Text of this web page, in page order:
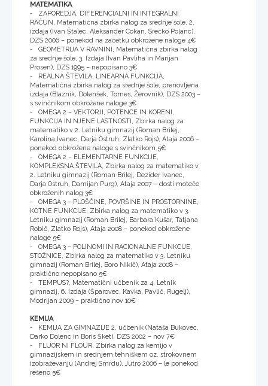
MATEMATIKA
- ZAPOREDJA, DIFERENCIALNI IN INTEGRALNI
RAČUN, Matematična zbirka nalog za srednje šole, 2.
izdaja (Ivan Štalec, Aleksander Cokan, Srečko Polanc),
DZS 2006 – ponekod na začetku obkrožene naloge 4€
- GEOMETRIJA V RAVNINI, Matematična zbirka nalog
za srednje šole, 3. Izdaja (Ivan Pavliha in Marijan
Prosen), DZS 1995 – nepopisano 3€
- REALNA ŠTEVILA, LINEARNA FUNKCIJA,
Matematična zbirka nalog za srednje šole, prenovljena
izdaja (Blaznik, Dolenšek, Tomes, Žerovnik), DZS 2003 –
s svinčnikom obkrožene naloge 3€
- OMEGA 2 – VEKTORJI, POTENCE IN KORENI,
FUNKCIJA IN NJENE LASTNOSTI, Zbirka nalog za
matematiko v 2. Letniku gimnazij (Roman Brilej,
Karolina Ivanec, Darja Ostruh, Zlatko Rojs), Ataja 2006 –
ponekod obkrožene naloge s svinčnikom 5€
- OMEGA 2 – ELEMENTARNE FUNKCIJE,
KOMPLEKSNA ŠTEVILA, Zbirka nalog za matematiko v
2. Letniku gimnazij (Roman Brilej, Dezider Ivanec,
Darja Ostruh, Damijan Purg), Ataja 2007 – dosti moteče
obkroženih nalog 3€
- OMEGA 3 – PLOŠČINE, POVRŠINE IN PROSTORNINE,
KOTNE FUNKCIJE, Zbirka nalog za matematiko v 3.
Letniku gimnazij (Roman Brilej, Barbara Kušar, Tatjana
Robič, Zlatko Rojs), Ataja 2008 – ponekod obkrožene
naloge 5€
- OMEGA 3 – POLINOMI IN RACIONALNE FUNKCIJE,
STOŽNICE, Zbirka nalog za matematiko v 3. Letniku
gimnazij (Roman Brilej, Boro Nikič), Ataja 2008 –
praktično nepopisano 5€
- TEMPUS?, Matematični učbenik za 4. Letnik
gimnazij, 6. Izdaja (Šparovec, Kavka, Pavlič, Rugelj),
Modrijan 2009 – praktično nov 10€
KEMIJA
- KEMIJA ZA GIMNAZIJE 2, učbenik (Nataša Bukovec,
Darko Dolenc in Boris Šket), DZS 2002 – nov 7€
- FLUOR NI FLOUR, Zbirka nalog za kemijo v
gimnazijskem in srednjem tehniškem oz. strokovnem
izobraževanju (Andrej Smrdu), Jutro 2006 – le ponekod
rešeno 5€